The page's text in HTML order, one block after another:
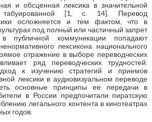
и обсценная лексика в значительной
табуированной [1, с. 14]. Перевод
осложняется и тем фактом, что в
под полный или частичный запрет
публичной коммуникации попадают
лексикона национального
отражение в выборе переводческих
ряд переводческих трудностей.
к изучению стратегий и приемов
лексики в аудиовизуальном переводе
основные принципы ее передачи в
в России предпочитали пиратскую
легального контента в кинотеатрах
годов.